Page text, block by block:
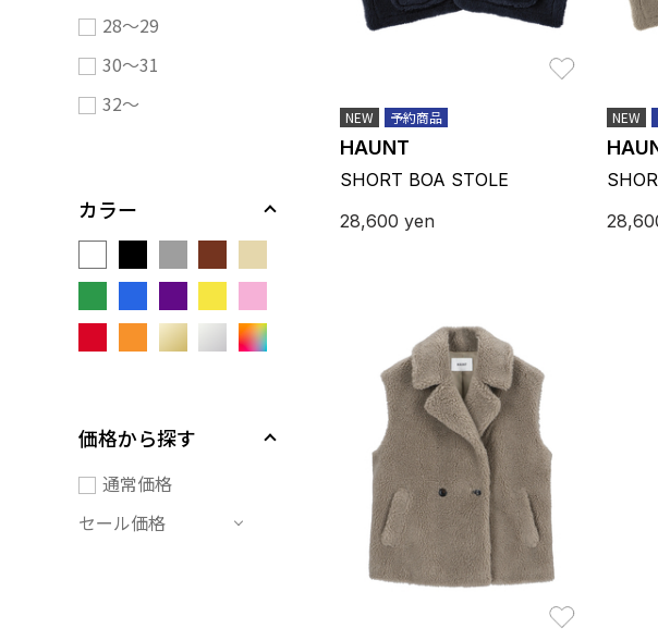
28～29
30～31
32～
カラー
価格から探す
通常価格
セール価格
NEW 予約商品
HAUNT
SHORT BOA STOLE
28,600 yen
NEW